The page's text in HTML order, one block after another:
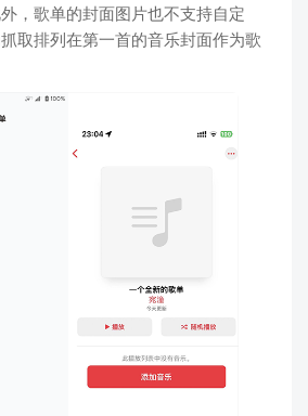
，歌单的封面图片也不支持自定
取排列在第一首的音乐封面作为歌